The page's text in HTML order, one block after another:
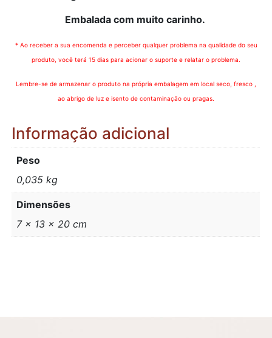
Embalada com muito carinho.
* Ao receber a sua encomenda e perceber qualquer problema na qualidade do seu
produto, você terá 15 dias para acionar o suporte e relatar o problema.
Lembre-se de armazenar o produto na própria embalagem em local seco, fresco ,
ao abrigo de luz e isento de contaminação ou pragas.
Informação adicional
Peso
0,035 kg
Dimensões
7 × 13 × 20 cm